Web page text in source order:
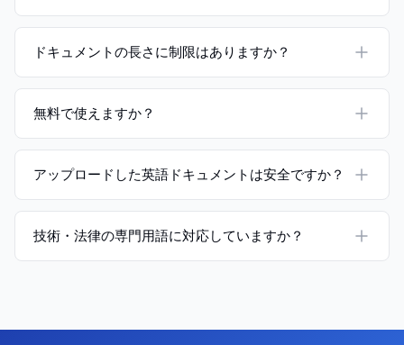
ドキュメントの長さに制限はありますか？
無料で使えますか？
アップロードした英語ドキュメントは安全ですか？
技術・法律の専門用語に対応していますか？